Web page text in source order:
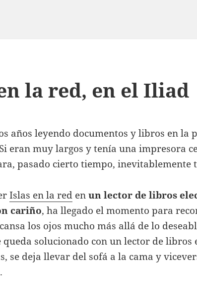
la red, en el Iliad
años leyendo documentos y libros en la
eran muy largos y tenía una impresora
pasado cierto tiempo, inevitablemente
Islas en la red enun lector de libros
cariño, ha llegado el momento para
los ojos mucho más allá de lo
queda solucionado con un lector de libros
se deja llevar del sofá a la cama y